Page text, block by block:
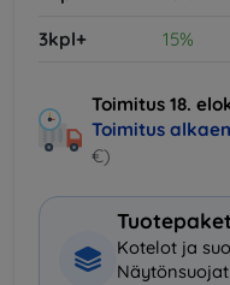
3kpl+
15%
Toimitus 18.
Toimitus alkaen
€)
Kotelot ja
Näytönsuojat